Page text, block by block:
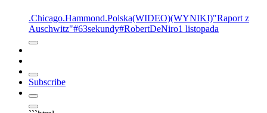
.Chicago.Hammond.Polska(WIDEO)(WYNIKI)"Raport z
Auschwitz"#63sekundy#RobertDeNiro1 listopada
Subscribe